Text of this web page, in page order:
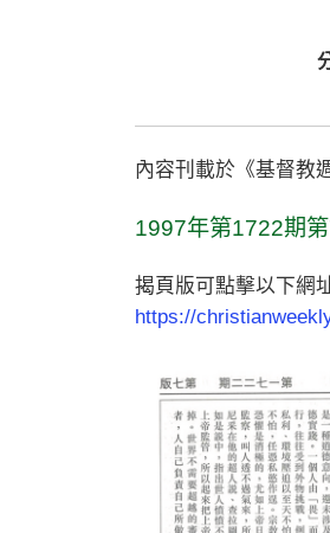
內容刊載於《基督教
1997年第1722期
揭頁版可點擊以下網
https://